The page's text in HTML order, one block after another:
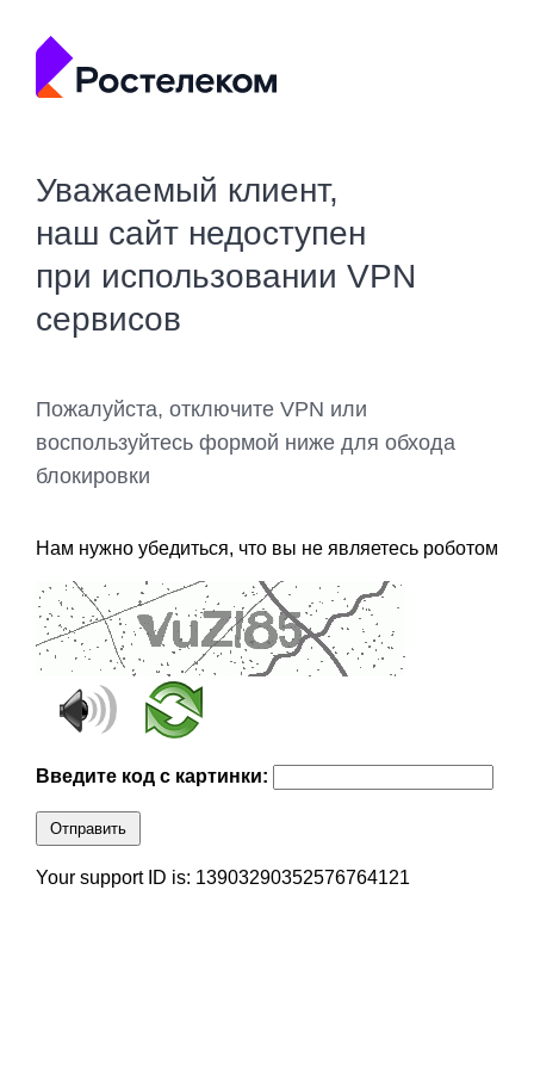
Уважаемый клиент,
наш сайт недоступен
при использовании VPN
сервисов
Пожалуйста, отключите VPN или
воспользуйтесь формой ниже для обхода
блокировки
Нам нужно убедиться, что вы не являетесь роботом
Введите код с картинки:
Отправить
Your support ID is: 13903290352576764121